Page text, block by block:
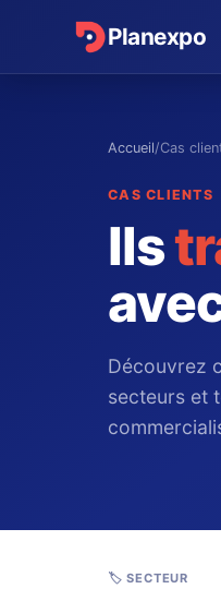
Planexpo
Accueil/Cas
CAS CLIENTS
Ils
Découvrez
secteurs et
🏷️ SECTEUR